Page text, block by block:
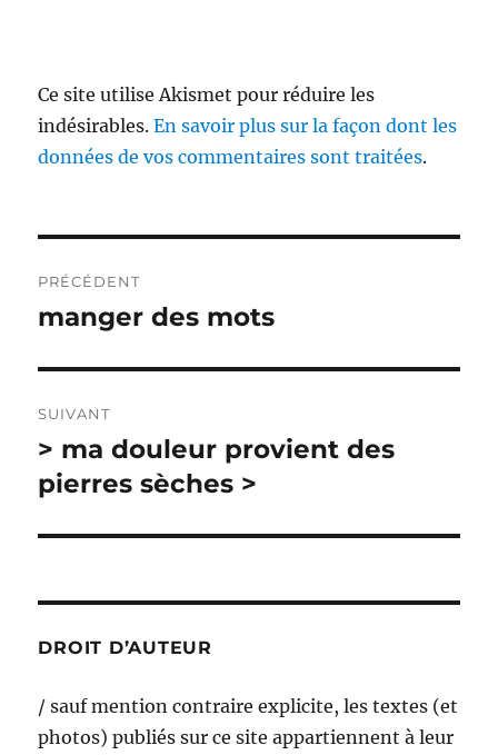
Ce site utilise Akismet pour réduire les
indésirables.En savoir plus sur la façon dont les
données de vos commentaires sont traitées.
de
PRÉCÉDENT
Publication
manger des mots
SUIVANT
Publication
suivante :
> ma douleur provient des
pierres sèches >
DROIT D’AUTEUR
/ sauf mention contraire explicite, les textes (et
photos) publiés sur ce site appartiennent à leur